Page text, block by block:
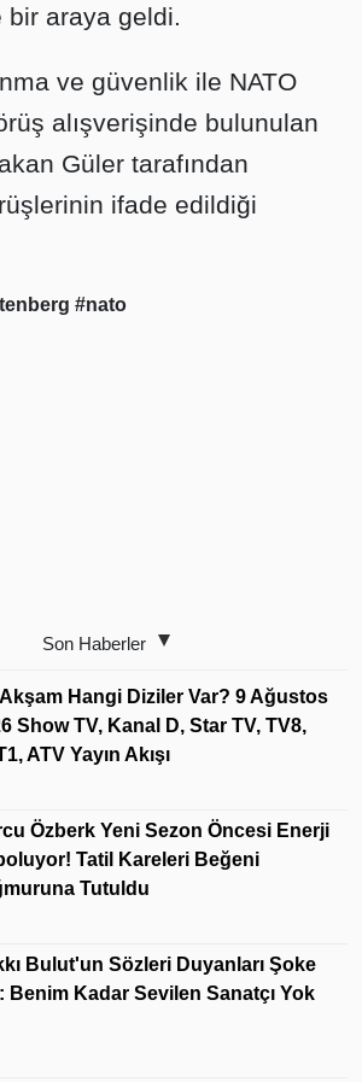
bir araya geldi.
ve güvenlik ile NATO
alışverişinde bulunulan
Güler tarafından
ifade edildiği
#nato
Son Haberler
Hangi Diziler Var? 9 Ağustos
Show TV, Kanal D, Star TV, TV8,
ATV Yayın Akışı
Özberk Yeni Sezon Öncesi Enerji
Tatil Kareleri Beğeni
Tutuldu
Bulut'un Sözleri Duyanları Şoke
Benim Kadar Sevilen Sanatçı Yok